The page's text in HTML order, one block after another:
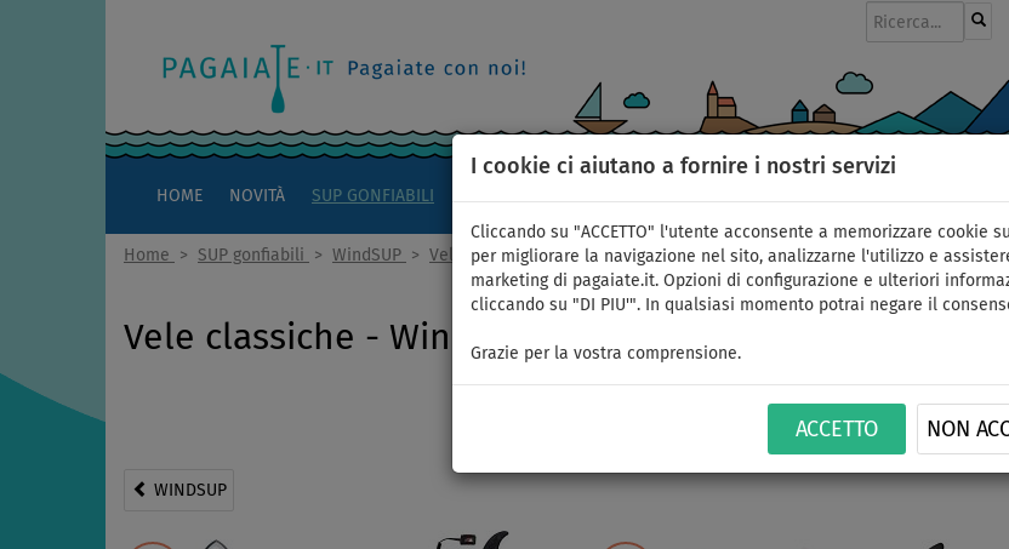
I cookie ci aiutano a fornire i nostri servizi
Cliccando su "ACCETTO" l'utente acconsente a memorizzare cookie
per migliorare la navigazione nel sito, analizzarne l'utilizzo e
marketing di pagaiate.it. Opzioni di configurazione e ulteriori
cliccando su "DI PIU'". In qualsiasi momento potrai negare il
Grazie per la vostra comprensione.
ACCETTO NON
HOME NOVITÀ SUP GONFIABILI
Home > SUP gonfiabili > WindSUP > Vele classiche
Vele classiche - WindSUP
2
WINDSUP